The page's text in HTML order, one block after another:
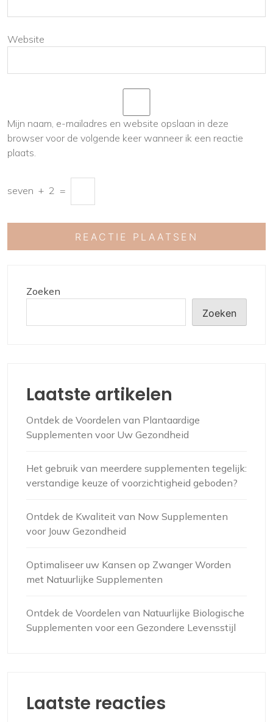
Website
Mijn naam, e-mailadres en website opslaan in deze
browser voor de volgende keer wanneer ik een reactie
plaats.
seven + 2 =
Zoeken
Zoeken
Laatste artikelen
Ontdek de Voordelen van Plantaardige
Supplementen voor Uw Gezondheid
Het gebruik van meerdere supplementen tegelijk:
verstandige keuze of voorzichtigheid geboden?
Ontdek de Kwaliteit van Now Supplementen
voor Jouw Gezondheid
Optimaliseer uw Kansen op Zwanger Worden
met Natuurlijke Supplementen
Ontdek de Voordelen van Natuurlijke Biologische
Supplementen voor een Gezondere Levensstijl
Laatste reacties